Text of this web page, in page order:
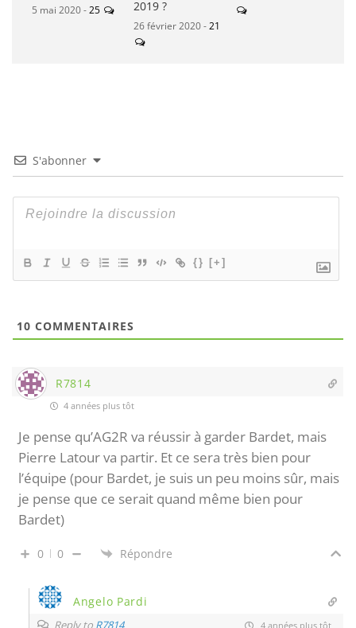
5 mai 2020 -25
2019 ?
26 février 2020 -21
S'abonner
{} [+]
10 COMMENTAIRES
R7814
4 années plus tôt
Je pense qu’AG2R va réussir à garder Bardet, mais
Pierre Latour va partir. Et ce sera très bien pour
l’équipe (pour Bardet, je suis un peu moins sûr, mais
je pense que ce serait quand même bien pour
Bardet)
0 0 Répondre
Angelo Pardi
Reply to R7814 4 années plus tôt